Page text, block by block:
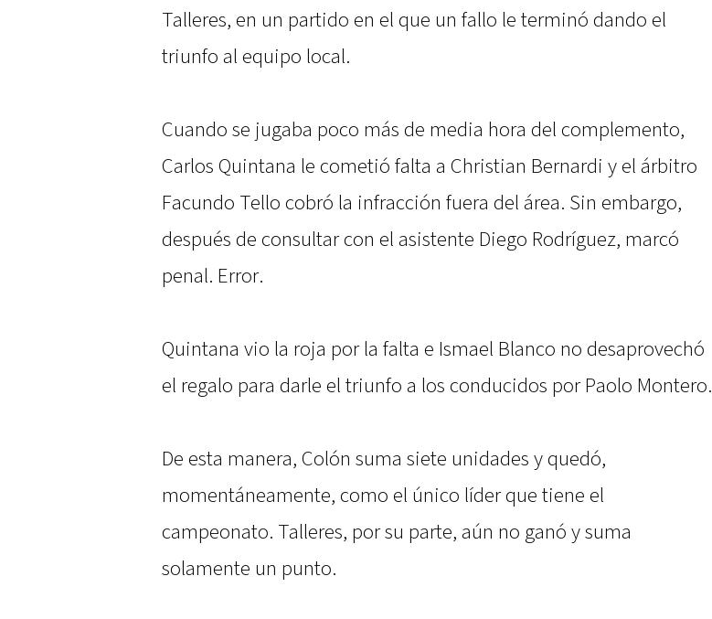
Talleres, en un partido en el que un fallo le terminó dando el
triunfo al equipo local.
Cuando se jugaba poco más de media hora del complemento,
Carlos Quintana le cometió falta a Christian Bernardi y el árbitro
Facundo Tello cobró la infracción fuera del área. Sin embargo,
después de consultar con el asistente Diego Rodríguez, marcó
penal. Error.
Quintana vio la roja por la falta e Ismael Blanco no desaprovechó
el regalo para darle el triunfo a los conducidos por Paolo Montero.
De esta manera, Colón suma siete unidades y quedó,
momentáneamente, como el único líder que tiene el
campeonato. Talleres, por su parte, aún no ganó y suma
solamente un punto.